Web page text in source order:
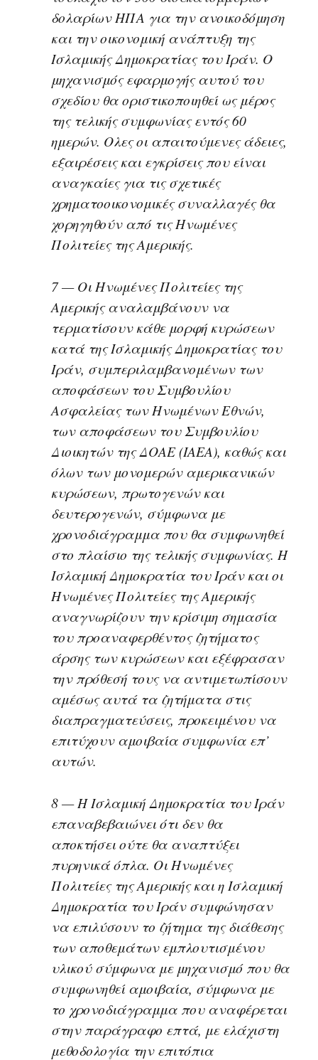
δολαρίων ΗΠΑ για την ανοικοδόμηση
και την οικονομική ανάπτυξη της
Ισλαμικής Δημοκρατίας του Ιράν. Ο
μηχανισμός εφαρμογής αυτού του
σχεδίου θα οριστικοποιηθεί ως μέρος
της τελικής συμφωνίας εντός 60
ημερών. Ολες οι απαιτούμενες άδειες,
εξαιρέσεις και εγκρίσεις που είναι
αναγκαίες για τις σχετικές
χρηματοοικονομικές συναλλαγές θα
χορηγηθούν από τις Ηνωμένες
Πολιτείες της Αμερικής.
7 — Οι Ηνωμένες Πολιτείες της
Αμερικής αναλαμβάνουν να
τερματίσουν κάθε μορφή κυρώσεων
κατά της Ισλαμικής Δημοκρατίας του
Ιράν, συμπεριλαμβανομένων των
αποφάσεων του Συμβουλίου
Ασφαλείας των Ηνωμένων Εθνών,
των αποφάσεων του Συμβουλίου
Διοικητών της ΔΟΑΕ (IAEA), καθώς και
όλων των μονομερών αμερικανικών
κυρώσεων, πρωτογενών και
δευτερογενών, σύμφωνα με
χρονοδιάγραμμα που θα συμφωνηθεί
στο πλαίσιο της τελικής συμφωνίας. Η
Ισλαμική Δημοκρατία του Ιράν και οι
Ηνωμένες Πολιτείες της Αμερικής
αναγνωρίζουν την κρίσιμη σημασία
του προαναφερθέντος ζητήματος
άρσης των κυρώσεων και εξέφρασαν
την πρόθεσή τους να αντιμετωπίσουν
αμέσως αυτά τα ζητήματα στις
διαπραγματεύσεις, προκειμένου να
επιτύχουν αμοιβαία συμφωνία επ’
αυτών.
8 — Η Ισλαμική Δημοκρατία του Ιράν
επαναβεβαιώνει ότι δεν θα
αποκτήσει ούτε θα αναπτύξει
πυρηνικά όπλα. Οι Ηνωμένες
Πολιτείες της Αμερικής και η Ισλαμική
Δημοκρατία του Ιράν συμφώνησαν
να επιλύσουν το ζήτημα της διάθεσης
των αποθεμάτων εμπλουτισμένου
υλικού σύμφωνα με μηχανισμό που θα
συμφωνηθεί αμοιβαία, σύμφωνα με
το χρονοδιάγραμμα που αναφέρεται
στην παράγραφο επτά, με ελάχιστη
μεθοδολογία την επιτόπια